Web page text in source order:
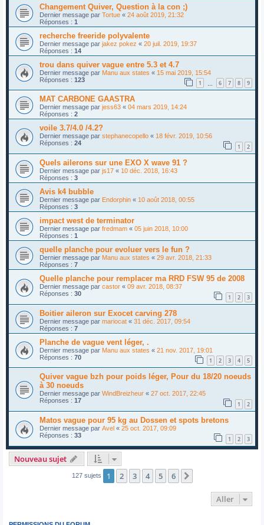
Changement Quiver, Question à la con ;)
Dernier message par Tortue « 24 août 2019, 21:32
Réponses : 1
recherche freeride polyvalente
Dernier message par jakez pokez « 20 juil. 2019, 19:37
Réponses : 14
trou dans quiver vague entre 5.3 et 4.7
Dernier message par Manu aux states « 15 mai 2019, 15:54
Réponses : 123 1 6 7 8 9
MAT CARBONE GAASTRA
Dernier message par jess63 « 04 mars 2019, 14:24
Réponses : 2
voile 3.7/4.0 /4.2?
Dernier message par stephanecopello « 18 févr. 2019, 10:56
Réponses : 24 1 2
Quels ailerons sur une EXO X wave 91 ?
Dernier message par js17 « 10 déc. 2018, 16:43
Réponses : 3
Avis k4 bubble
Dernier message par Endorphin « 10 août 2018, 00:55
Réponses : 3
impact west de terminator
Dernier message par fredmam « 05 juin 2018, 10:00
Réponses : 1
quelle planche pour evoluer vers le fun ?
Dernier message par Manu aux states « 29 avr. 2018, 21:33
Réponses : 7
Quelle planche pour remplacer ma RRD FSW 95 de 2008
Dernier message par castor « 09 avr. 2018, 08:37
Réponses : 30 1 2 3
Boitier aileron sur Exocet carving 278
Dernier message par mariocat « 31 déc. 2017, 09:54
Réponses : 7
Planche de vague vent léger, .
Dernier message par Manu aux states « 21 nov. 2017, 19:01
Réponses : 70 1 2 3 4 5
Quiver vague bzh pour poids léger, Pour du 18/20 noeuds
à 30 noeuds
Dernier message par WindBreizheur « 27 oct. 2017, 22:45
Réponses : 17 1 2
Matos vague pour 95 kg au Dossen et spots bretons
Dernier message par Avel « 25 oct. 2017, 09:09
Réponses : 33 1 2 3
Nouveau sujet
127 sujets 1 2 3 4 5 6
Aller